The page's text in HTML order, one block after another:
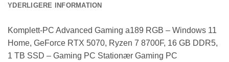
YDERLIGERE INFORMATION
Komplett-PC Advanced Gaming a189 RGB – Windows 11
Home, GeForce RTX 5070, Ryzen 7 8700F, 16 GB DDR5,
1 TB SSD – Gaming PC Stationær Gaming PC